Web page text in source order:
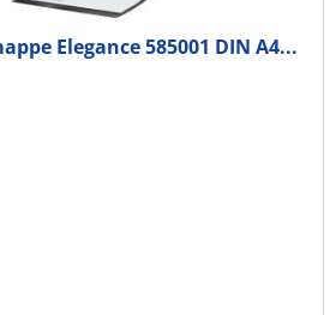
Elegance 585001 DIN A4...